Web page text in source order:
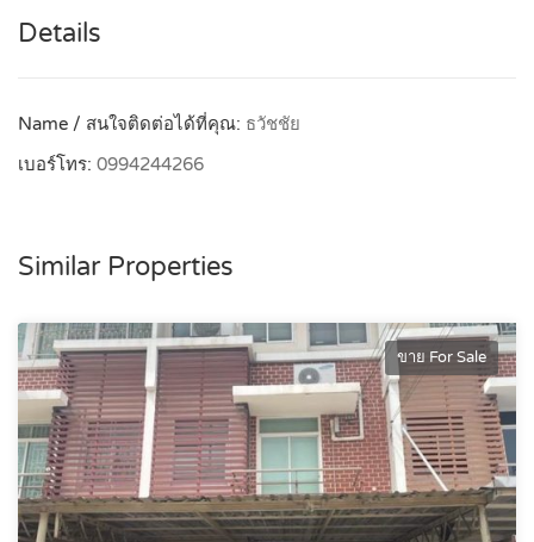
Details
Name / สนใจติดต่อได้ที่คุณ: ธวัชชัย
เบอร์โทร: 0994244266
Similar Properties
ขาย For Sale